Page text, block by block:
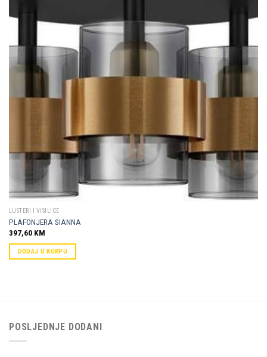
LUSTERI I VISILICE
PLAFONJERA SIANNA
397,60 KM
DODAJ U KORPU
POSLJEDNJE DODANI